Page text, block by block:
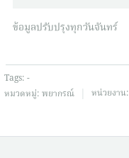
ข้อมูลปรับปรุงทุกวันจันทร์
Tags: -
หมวดหมู่: พยากรณ์ หน่วยงาน: